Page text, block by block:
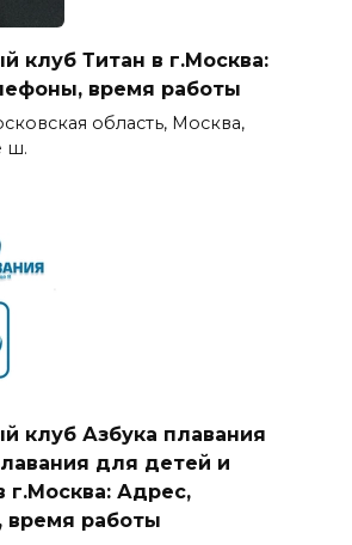
клуб Титан в г.Москва:
время работы
область, Москва,
ш.
клуб Азбука плавания
для детей и
г.Москва: Адрес,
время работы